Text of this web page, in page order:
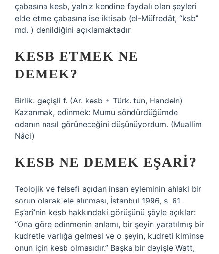
çabasına kesb, yalnız kendine faydalı olan şeyleri
elde etme çabasına ise iktisab (el-Müfredât, “ksb”
md. ) denildiğini açıklamaktadır.
KESB ETMEK NE
DEMEK?
Birlik. geçişli f. (Ar. kesb + Türk. tun, Handeln)
Kazanmak, edinmek: Mumu söndürdüğümde
odanın nasıl görüneceğini düşünüyordum. (Muallim
Nâci)
KESB NE DEMEK EŞARI?
Teolojik ve felsefi açıdan insan eyleminin ahlaki bir
sorun olarak ele alınması, İstanbul 1996, s. 61.
Eş’arî’nin kesb hakkındaki görüşünü şöyle açıklar:
“Ona göre edinmenin anlamı, bir şeyin yaratılmış bir
kudretle varlığa gelmesi ve o şeyin, kudreti kiminse
onun için kesb olmasıdır.” Başka bir deyişle Watt,